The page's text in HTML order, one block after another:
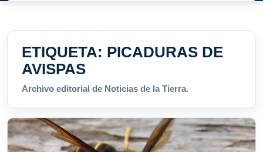
ETIQUETA: PICADURAS DE
AVISPAS
Archivo editorial de Noticias de la Tierra.